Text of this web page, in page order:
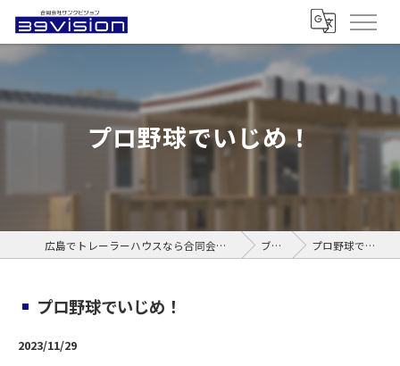
プロ野球でいじめ！
広島でトレーラーハウスなら合同会社サンクビジョン ブログ プロ野球でいじめ！
プロ野球でいじめ！
2023/11/29